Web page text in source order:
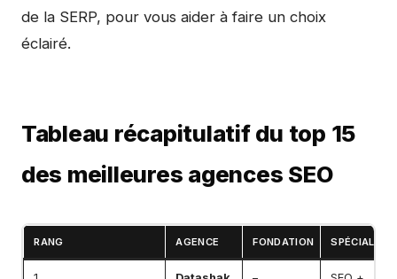
de la SERP, pour vous aider à faire un choix
éclairé.
Tableau récapitulatif du top 15
des meilleures agences SEO
RANG AGENCE FONDATION SPÉCIALITÉ